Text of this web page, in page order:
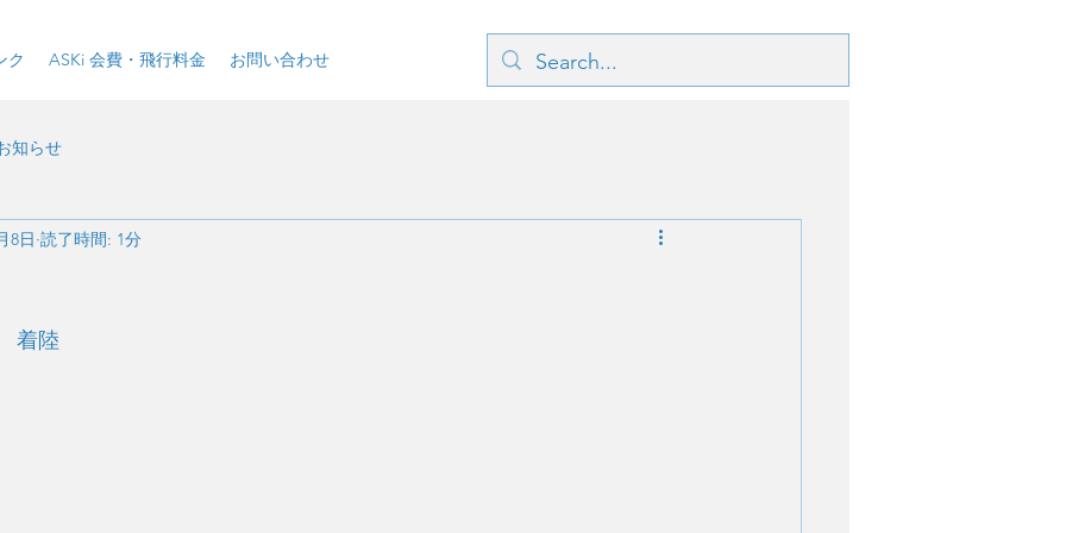
ク ASKi 会費・飛行料金 お問い合わせ
知らせ
8日 読了時間: 1分
着陸